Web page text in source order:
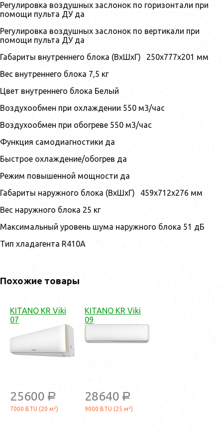
Регулировка воздушных заслонок по горизонтали при
помощи пульта ДУ да
Регулировка воздушных заслонок по вертикали при
помощи пульта ДУ да
Габариты внутреннего блока (ВхШхГ)
250x777x201 мм
Вес внутреннего блока 7,5 кг
Цвет внутреннего блока Белый
Воздухообмен при охлаждении 550 м3/час
Воздухообмен при обогреве 550 м3/час
Функция самодиагностики да
Быстрое охлаждение/обогрев да
Режим повышенной мощности да
Габариты наружного блока (ВхШхГ)
459x712x276 мм
Вес наружного блока 25 кг
Максимальный уровень шума наружного блока 51 дБ
Тип хладагента R410A
Похожие товары
KITANO KR Viki
07
25600 a
7000 BTU (20 м²)
KITANO KR Viki
09
28640 a
9000 BTU (25 м²)